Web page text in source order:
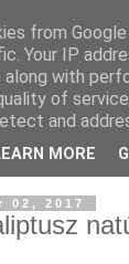
2017
from
Your IP
along with
of
and
MORE